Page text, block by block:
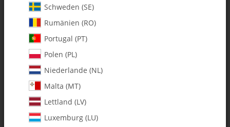
Schweden (SE)
Rumänien (RO)
Portugal (PT)
Polen (PL)
Niederlande (NL)
Malta (MT)
Lettland (LV)
Luxemburg (LU)